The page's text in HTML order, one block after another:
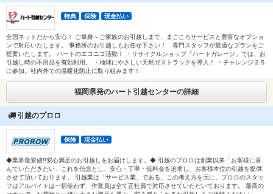
特典 保険 現金払い
全国ネットだから安心！ ご単身～ご家族のお引越しまで、まごころサービスと豊富なオプショ
ンで対応いたします。 事務所のお引越しもお任せ下さい！ 専門スタッフが最適なプランをご
提案いたします。 ハートのエコニコ活動！ ・リサイクルショップ「ハートガレージ」では、お
引越し時の不用品を有効利用。 ・地球にやさしい天然ガストラックを導入！ ・チャレンジ２５
に参加。社内外での温暖化防止に取り組みます！
福岡県発のハート引越センターの詳細
引越のプロロ
保険 現金払い
◆業界最安値!!安心満足のお引越しをお届けします。◆ 引越のプロロは創業以来「お客様に喜
んでいただきたい」これを信念とし、安心・丁寧・低料金を追求し、お客様本位の引越を提供
させて頂いております。 引越業は「サービス業」である。この考え方を元に、プロロのスタッ
フはアルバイトは一切使わず、作業員は全て正社員で対応させていただいております。 最高の